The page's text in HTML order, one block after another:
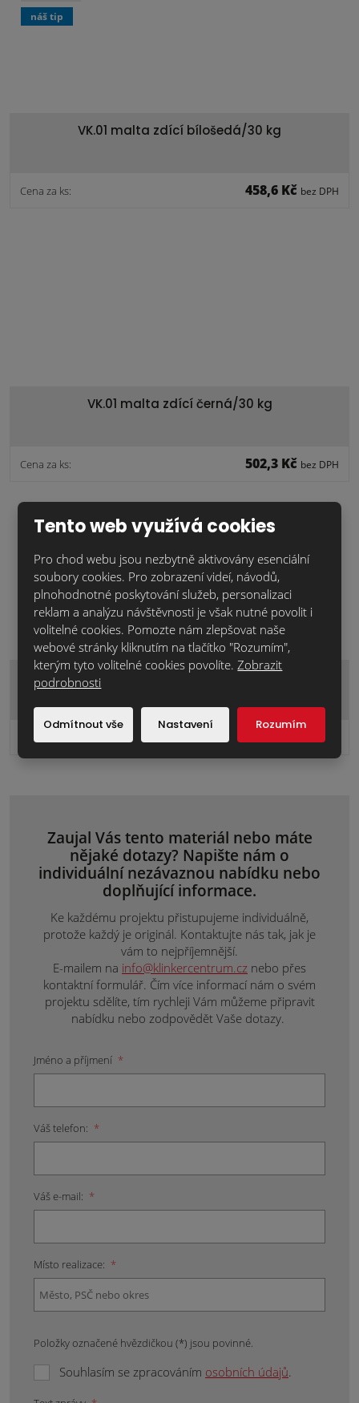
VK.01 malta zdící bílošedá/30 kg
Cena za ks: 458,6 Kč bez DPH
náš tip
VK.01 malta zdící černá/30 kg
Cena za ks: 502,3 Kč bez DPH
VK.01 malta zdící bílá/30 kg
Cena za ks: bez DPH
Zaujal Vás tento materiál nebo máte
nějaké dotazy? Napište nám o
individuální nezávaznou nabídku nebo
doplňující informace.
Ke každému projektu přistupujeme individuálně,
protože každý je originál. Kontaktujte nás tak, jak je
vám to nejpříjemnější.
E-mailem na info@klinkercentrum.cz nebo přes
kontaktní formulář. Čím více informací nám o svém
projektu sdělíte, tím rychleji Vám můžeme připravit
nabídku nebo zodpovědět Vaše dotazy.
Jméno a příjmení *
Váš telefon: *
Váš e-mail: *
Místo realizace: *
Položky označené hvězdičkou (*) jsou povinné.
Souhlasím se zpracováním osobních údajů.
Tento web využívá cookies
Pro chod webu jsou nezbytně aktivovány esenciální
soubory cookies. Pro zobrazení videí, návodů,
plnohodnotné poskytování služeb, personalizaci
reklam a analýzu návštěvnosti je však nutné povolit i
volitelné cookies. Pomozte nám zlepšovat naše
webové stránky kliknutím na tlačítko "Rozumím",
kterým tyto volitelné cookies povolíte.Zobrazit
podrobnosti
Odmítnout vše Nastavení Rozumím